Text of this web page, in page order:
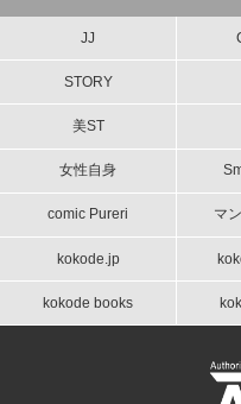
JJ
STORY
美ST
女性自身
comic Pureri マ
kokode.jp
kokode books